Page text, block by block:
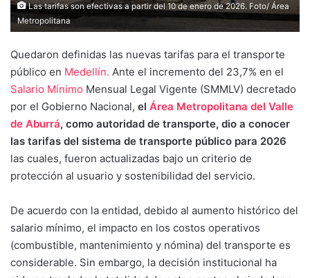
Las tarifas son efectivas a partir del 10 de enero de 2026. Foto/ Área
Metropolitana
Quedaron definidas las nuevas tarifas para el transporte
público en Medellín. Ante el incremento del 23,7% en el
Salario Mínimo Mensual Legal Vigente (SMMLV) decretado
por el Gobierno Nacional, el Área Metropolitana del Valle
de Aburrá, como autoridad de transporte, dio a conocer
las tarifas del sistema de transporte público para 2026
las cuales, fueron actualizadas bajo un criterio de
protección al usuario y sostenibilidad del servicio.
De acuerdo con la entidad, debido al aumento histórico del
salario mínimo, el impacto en los costos operativos
(combustible, mantenimiento y nómina) del transporte es
considerable. Sin embargo, la decisión institucional ha